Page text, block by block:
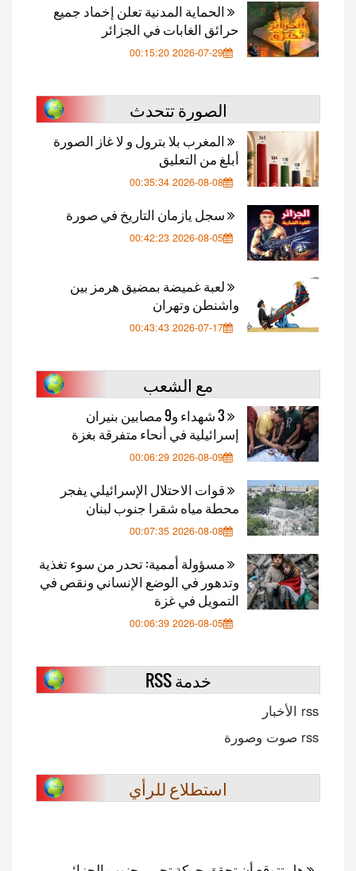
الحماية المدنية تعلن إخماد جميع
حرائق الغابات في الجزائر
2026-07-29 00:15:20
الصورة تتحدث
المغرب بلا بترول و لا غاز الصورة
أبلغ من التعليق
2026-08-08 00:35:34
سجل يازمان التاريخ في صورة
2026-08-05 00:42:23
لعبة غميضة بمضيق هرمز بين
واشنطن وتهران
2026-07-17 00:43:43
مع الشعب
3 شهداء و9 مصابين بنيران
إسرائيلية في أنحاء متفرقة بغزة
2026-08-09 00:06:29
قوات الاحتلال الإسرائيلي يفجر
محطة مياه شقرا جنوب لبنان
2026-08-08 00:07:35
مسؤولة أممية: تحدر من سوء تغذية
وتدهور في الوضع الإنساني ونقص في
التمويل في غزة
2026-08-05 00:06:39
خدمة RSS
rss الأخبار
rss صوت وصورة
استطلاع للرأي